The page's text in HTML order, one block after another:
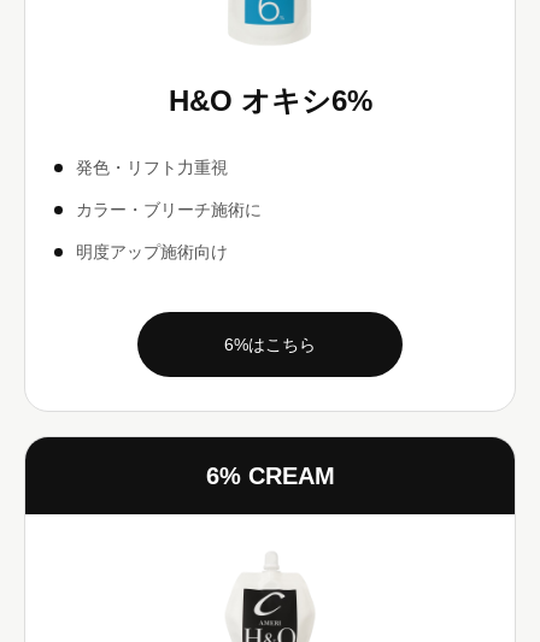
H&O オキシ6%
発色・リフト力重視
カラー・ブリーチ施術に
明度アップ施術向け
6%はこちら
6% CREAM